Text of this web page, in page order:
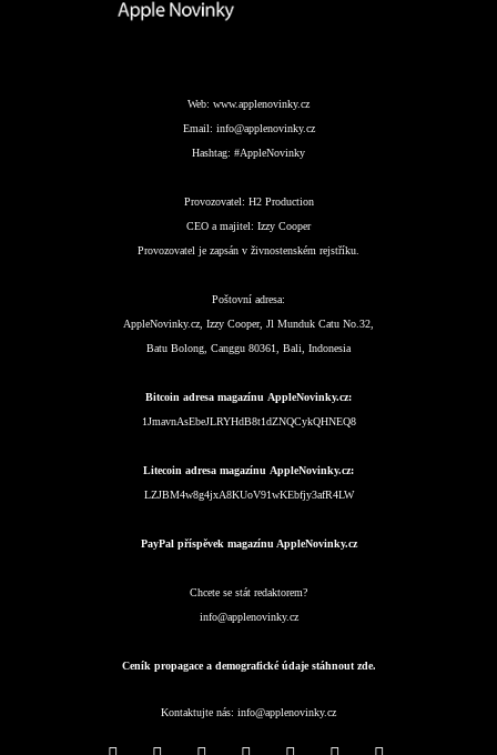
Web: www.applenovinky.cz
Email: info@applenovinky.cz
Hashtag: #AppleNovinky
Provozovatel: H2 Production
CEO a majitel: Izzy Cooper
Provozovatel je zapsán v živnostenském rejstříku.
Poštovní adresa:
AppleNovinky.cz, Izzy Cooper, Jl Munduk Catu No.32,
Batu Bolong, Canggu 80361, Bali, Indonesia
Bitcoin adresa magazínu AppleNovinky.cz:
1JmavnAsEbeJLRYHdB8t1dZNQCykQHNEQ8
Litecoin adresa magazínu AppleNovinky.cz:
LZJBM4w8g4jxA8KUoV91wKEbfjy3afR4LW
PayPal příspěvek magazínu AppleNovinky.cz
Chcete se stát redaktorem?
info@applenovinky.cz
Ceník propagace a demografické údaje stáhnout zde.
Kontaktujte nás: info@applenovinky.cz